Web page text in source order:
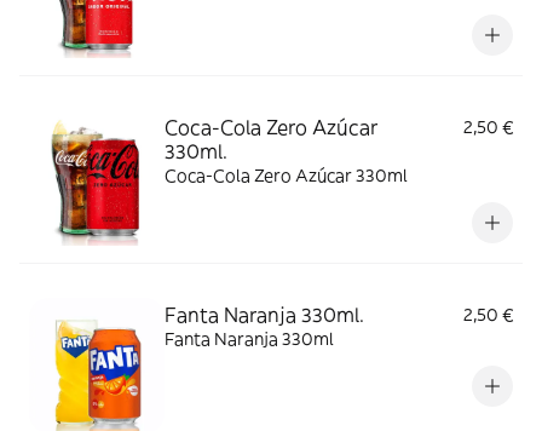
Coca-Cola Zero Azúcar
330ml.
2,50 €
Coca-Cola Zero Azúcar 330ml
Fanta Naranja 330ml.
2,50 €
Fanta Naranja 330ml